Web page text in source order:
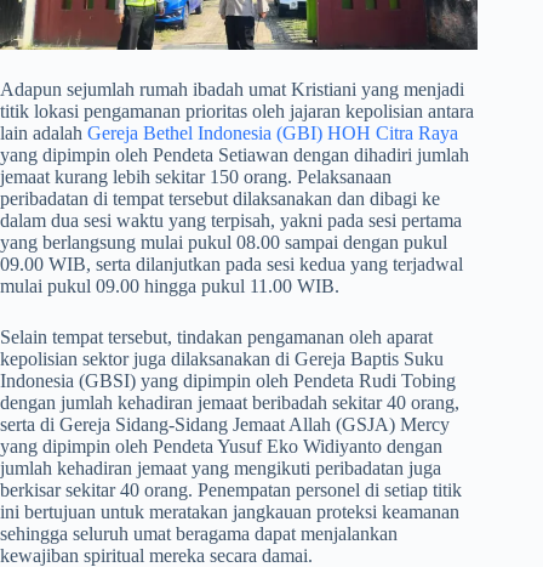
​Adapun sejumlah rumah ibadah umat Kristiani yang menjadi
titik lokasi pengamanan prioritas oleh jajaran kepolisian antara
lain adalah Gereja Bethel Indonesia (GBI) HOH Citra Raya
yang dipimpin oleh Pendeta Setiawan dengan dihadiri jumlah
jemaat kurang lebih sekitar 150 orang. Pelaksanaan
peribadatan di tempat tersebut dilaksanakan dan dibagi ke
dalam dua sesi waktu yang terpisah, yakni pada sesi pertama
yang berlangsung mulai pukul 08.00 sampai dengan pukul
09.00 WIB, serta dilanjutkan pada sesi kedua yang terjadwal
mulai pukul 09.00 hingga pukul 11.00 WIB.
​Selain tempat tersebut, tindakan pengamanan oleh aparat
kepolisian sektor juga dilaksanakan di Gereja Baptis Suku
Indonesia (GBSI) yang dipimpin oleh Pendeta Rudi Tobing
dengan jumlah kehadiran jemaat beribadah sekitar 40 orang,
serta di Gereja Sidang-Sidang Jemaat Allah (GSJA) Mercy
yang dipimpin oleh Pendeta Yusuf Eko Widiyanto dengan
jumlah kehadiran jemaat yang mengikuti peribadatan juga
berkisar sekitar 40 orang. Penempatan personel di setiap titik
ini bertujuan untuk meratakan jangkauan proteksi keamanan
sehingga seluruh umat beragama dapat menjalankan
kewajiban spiritual mereka secara damai.